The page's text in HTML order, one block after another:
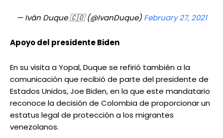
— Iván Duque 🇨🇴 (@IvanDuque) February 27, 2021
Apoyo del presidente Biden
En su visita a Yopal, Duque se refirió también a la
comunicación que recibió de parte del presidente de
Estados Unidos, Joe Biden, en la que este mandatario
reconoce la decisión de Colombia de proporcionar un
estatus legal de protección a los migrantes
venezolanos.